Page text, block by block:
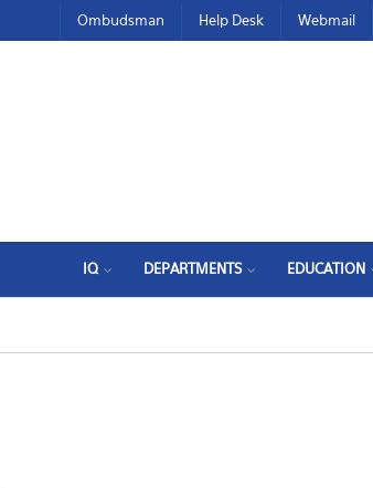
Ombudsman Help Desk Webmail
IQ DEPARTMENTS EDUCATION